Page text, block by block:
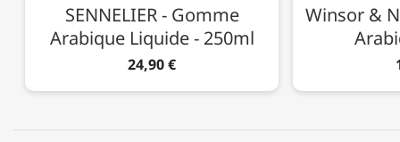
SENNELIER - Gomme
Arabique Liquide - 250ml
24,90 €
Winsor &